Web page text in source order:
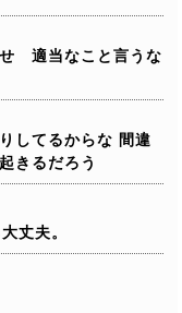
適当なこと言うな
してるからな 間違
きるだろう
丈夫。